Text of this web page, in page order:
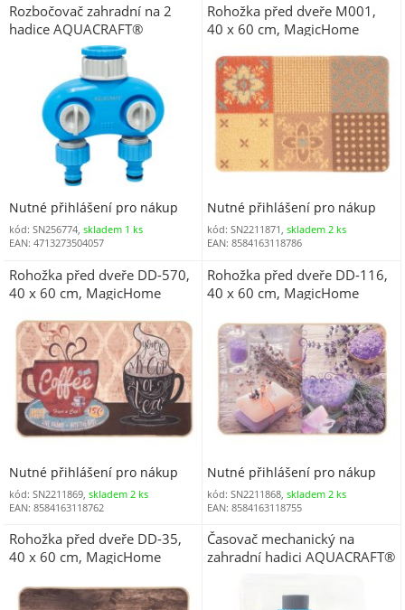
Rozbočovač zahradní na 2
hadice AQUACRAFT®
550259, Premium
Nutné přihlášení pro nákup
kód: SN256774, skladem 1 ks
EAN: 4713273504057
Rohožka před dveře M001,
40 x 60 cm, MagicHome
Nutné přihlášení pro nákup
kód: SN2211871,skladem 2 ks
EAN: 8584163118786
Rohožka před dveře DD-570,
40 x 60 cm, MagicHome
Nutné přihlášení pro nákup
kód: SN2211869, skladem 2 ks
EAN: 8584163118762
Rohožka před dveře DD-116,
40 x 60 cm, MagicHome
Nutné přihlášení pro nákup
kód: SN2211868,skladem 2 ks
EAN: 8584163118755
Rohožka před dveře DD-35,
40 x 60 cm, MagicHome
Časovač mechanický na
zahradní hadici AQUACRAFT®
rozbočovač, 2 x AA